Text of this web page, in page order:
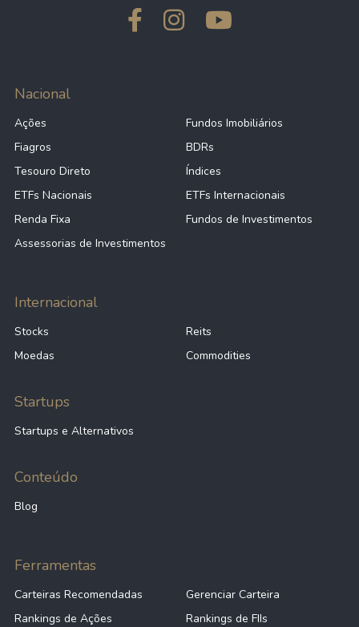
Nacional
Ações
Fundos Imobiliários
Fiagros
BDRs
Tesouro Direto
Índices
ETFs Nacionais
ETFs Internacionais
Renda Fixa
Fundos de Investimentos
Assessorias de Investimentos
Internacional
Stocks
Reits
Moedas
Commodities
Startups
Startups e Alternativos
Conteúdo
Blog
Ferramentas
Carteiras Recomendadas
Gerenciar Carteira
Rankings de Ações
Rankings de FIIs